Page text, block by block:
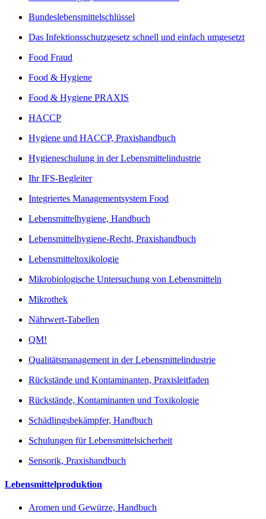
Bundeslebensmittelschlüssel
Das Infektionsschutzgesetz schnell und einfach umgesetzt
Food Fraud
Food & Hygiene
Food & Hygiene PRAXIS
HACCP
Hygiene und HACCP, Praxishandbuch
Hygieneschulung in der Lebensmittelindustrie
Ihr IFS-Begleiter
Integriertes Managementsystem Food
Lebensmittelhygiene, Handbuch
Lebensmittelhygiene-Recht, Praxishandbuch
Lebensmitteltoxikologie
Mikrobiologische Untersuchung von Lebensmitteln
Mikrothek
Nährwert-Tabellen
QM!
Qualitätsmanagement in der Lebensmittelindustrie
Rückstände und Kontaminanten, Praxisleitfaden
Rückstände, Kontaminanten und Toxikologie
Schädlingsbekämpfer, Handbuch
Schulungen für Lebensmittelsicherheit
Sensorik, Praxishandbuch
Lebensmittelproduktion
Aromen und Gewürze, Handbuch